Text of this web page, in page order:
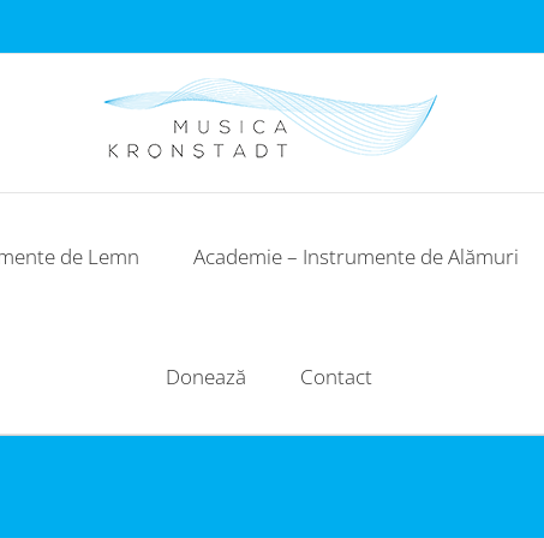
de Lemn Academie – Instrumente de Alămuri
Donează Contact